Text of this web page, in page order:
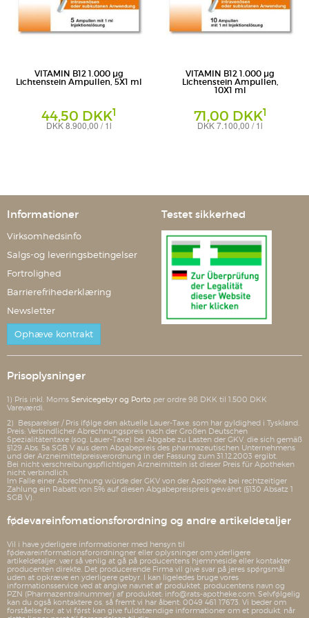
VITAMIN B12 1.000 µg
Lichtenstein Ampullen, 5X1 ml
44,50 DKK1
DKK 8.900,00 / 1l
VITAMIN B12 1.000 µg
Lichtenstein Ampullen,
10X1 ml
71,00 DKK1
DKK 7.100,00 / 1l
Informationer
Virksomhedsinfo
Salgs-og leveringsbetingelser
Fortrolighed
Barrierefrihederklæring
Newsletter
Ophæve kontrakt
Testet sikkerhed
Prisoplysninger
1) Pris inkl. Moms Servicegebyr og Porto per ordre 98 DKK til 1.500 DKK
Vareværdi.
2) Besparelser / Pris ifølge den aktuelle Lauer-Taxe, som har gyldighed i Tyskland.
Preis: Verbindlicher Abrechnungspreis nach der Großen Deutschen
Spezialitätentaxe (sog. Lauer-Taxe) bei Abgabe zu Lasten der GKV, die sich gemäß
§129 Abs. 5a SGB V aus dem Abgabepreis des pharmazeutischen Unternehmens
und der Arzneimittelpreisverordnung in der Fassung zum 31.12.2003 ergibt.
Bei nicht verschreibungspflichtigen Arzneimitteln ist dieser Preis für Apotheken
nicht verbindlich.
Im Falle einer Abrechnung würde der GKV von der Apotheke bei rechtzeitiger
Zahlung ein Rabatt von 5% auf diesen Abgabepreispreis gewährt (§130 Absatz 1
SGB V).
fødevareinfomationsforordning og andre artikeldetaljer
Vil i have yderligere informationer med hensyn til
fødevareinformationsforordningner eller oplysninger om yderligere
artikeldetaljer, vær så venlig at gå på producentens hjemmeside eller kontakter
producenten direkte. Det producerende Firma vil give svar på jeres spørgsmål
uden at opkræve en yderligere gebyr. I kan ligeledes bruge vores
informationsservice ved at angive navnet af produktet, producentens navn og
PZN (Pharmazentralnummer) af produktet: info@rats-apotheke.com. Selvfølgelig
kan du også kontaktere os, så fremt vi har åbent: 0049 461 17673. Vi beder om
forståelse for, at vi først kan give fuldstændige informationer om et produkt, når